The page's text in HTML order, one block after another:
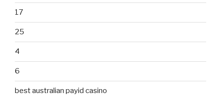
17
25
4
6
best australian payid casino